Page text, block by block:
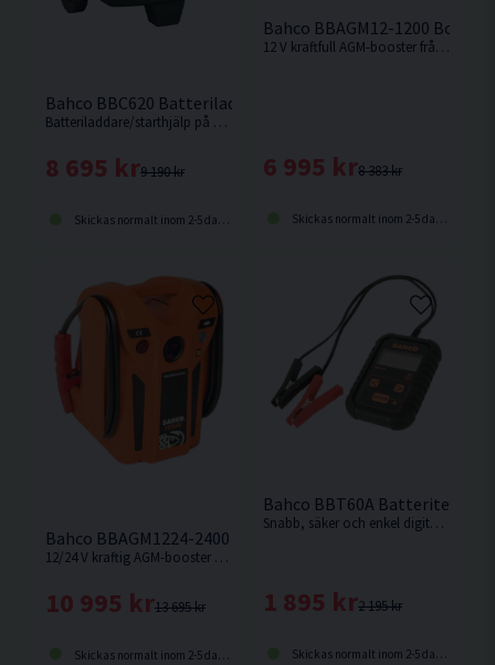
Bahco BBC620 Batteriladdare / Starthjälp 12-24V
Batteriladdare/starthjälp på hjul från Bahco.
9 190 kr
8 695 kr
Skickas normalt inom 2-5 dagar
Bahco BBAGM12-1200 Booster
12 V kraftfull AGM-booster från Bahco med startström 1200CA
8 383 kr
6 995 kr
Skickas normalt inom 2-5 dagar
Bahco BBAGM1224-2400 Booster 12-24V 2400/1200CA
12/24 V kraftig AGM-booster med startström 2400/1200 CA
13 695 kr
10 995 kr
Skickas normalt inom 2-5 dagar
Bahco BBT60A Batteritestare
Snabb, säker och enkel digital testare för snabb och exakt batteri- och systemtestdiagnostik från Bahco.
2 195 kr
1 895 kr
Skickas normalt inom 2-5 dagar